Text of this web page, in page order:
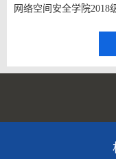
网络空间安全学院2018